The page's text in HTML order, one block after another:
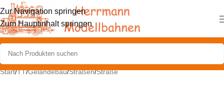
Zur Navigation springen
Zum Hauptinhalt springen
Start/TT/Geländebau/Straßen/Straße